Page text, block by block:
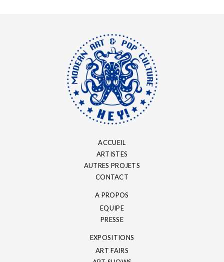
ACCUEIL
ARTISTES
AUTRES PROJETS
CONTACT
A PROPOS
EQUIPE
PRESSE
EXPOSITIONS
ART FAIRS